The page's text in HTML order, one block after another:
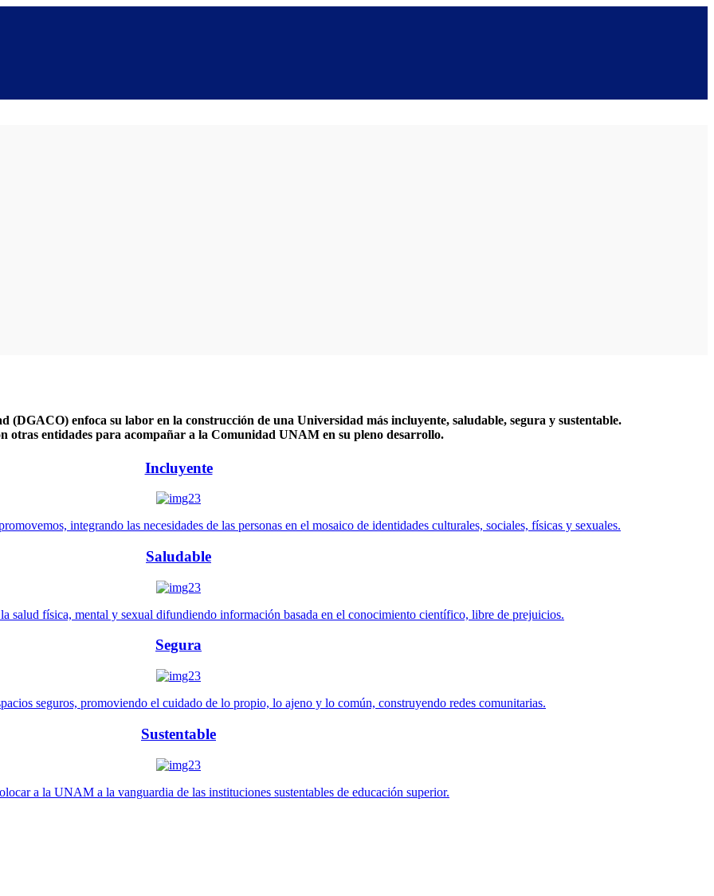
(DGACO) enfoca su labor en la construcción de una Universidad más incluyente, saludable, segura y sustentable.
otras entidades para acompañar a la Comunidad UNAM en su pleno desarrollo.
Incluyente
integrando las necesidades de las personas en el mosaico de identidades culturales, sociales, físicas y sexuales.
Saludable
salud física, mental y sexual difundiendo información basada en el conocimiento científico, libre de prejuicios.
Segura
seguros, promoviendo el cuidado de lo propio, lo ajeno y lo común, construyendo redes comunitarias.
Sustentable
a la UNAM a la vanguardia de las instituciones sustentables de educación superior.